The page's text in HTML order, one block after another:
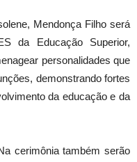
Mendonça Filho será
da Educação Superior,
personalidades que
demonstrando fortes
da educação e da
cerimônia também serão